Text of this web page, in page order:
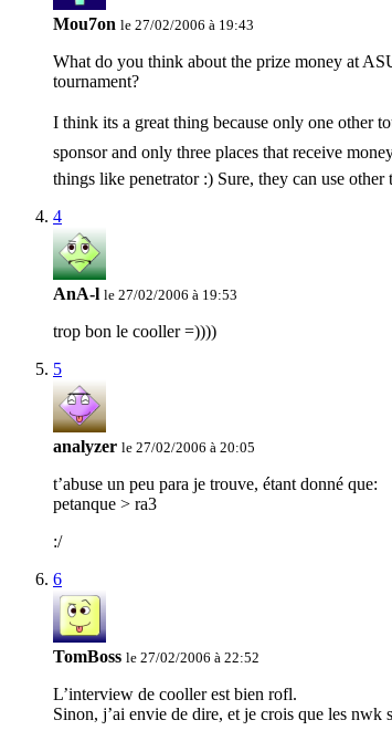
Mou7on le 27/02/2006 à 19:43
What do you think about the prize money at
tournament?
I think its a great thing because only one other
sponsor and only three places that receive
things like penetrator :) Sure, they can use
4
AnA-l le 27/02/2006 à 19:53
trop bon le cooller =))))
5
analyzer le 27/02/2006 à 20:05
t’abuse un peu para je trouve, étant donné que:
petanque > ra3
:/
6
TomBoss le 27/02/2006 à 22:52
L’interview de cooller est bien rofl.
Sinon, j’ai envie de dire, et je crois que les nwk